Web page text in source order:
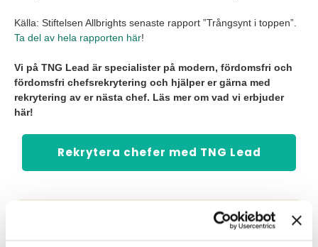
Källa: Stiftelsen Allbrights senaste rapport ”Trångsynt i toppen”.
Ta del av hela rapporten här!
Vi på TNG Lead är specialister på modern, fördomsfri och
fördomsfri chefsrekrytering och hjälper er gärna med
rekrytering av er nästa chef. Läs mer om vad vi erbjuder
här!
Rekrytera chefer med TNG Lead